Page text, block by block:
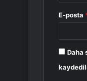
E-posta
Daha